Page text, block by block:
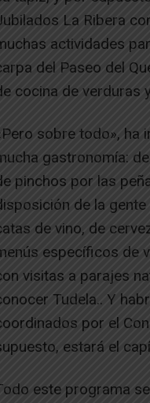
La Ribera
actividades
del Paseo del
cocina de verduras
sobre todo», ha
gastronomía:
pinchos por las
de la
de vino, de
específicos de
visitas a parajes
Tudela.. Y
por el
estará el
este programa